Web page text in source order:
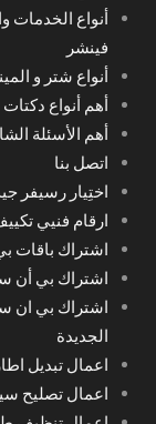
أنواع الخدمات
فينشر
أنواع شتر و
أهم أنواع
أهم الأسئلة
اتصل بنا
اختِيار رسيفر جيد برمجة
ارقام فنيي
اشتراك باقات
اشتراك بي أن
الجديدة
اعمال تبديل
اعمال تصليح